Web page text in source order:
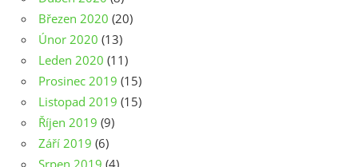
Březen 2020 (20)
Únor 2020 (13)
Leden 2020 (11)
Prosinec 2019 (15)
Listopad 2019 (15)
Říjen 2019 (9)
Září 2019 (6)